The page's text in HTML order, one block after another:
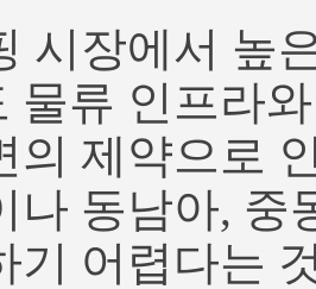
시장에서 높
물류 인프라
의 제약으로
나 동남아, 중
기 어렵다는